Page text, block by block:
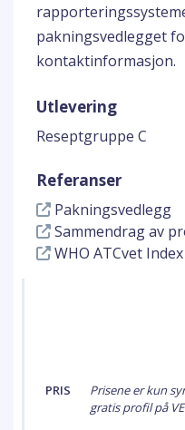
pakningsvedlegget
kontaktinformasjon.
Utlevering
Reseptgruppe C
Referanser
Pakningsvedlegg
Sammendrag av
WHO ATCvet Index
PRIS
Prisene er kun
gratis profil på